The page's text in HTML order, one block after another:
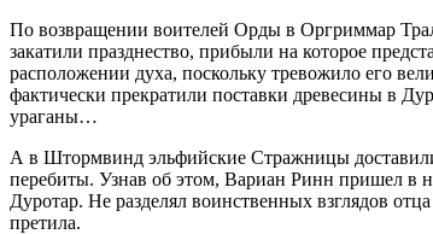
По возвращении воителей Орды в Оргриммар
закатили празднество, прибыли на которое
расположении духа, поскольку тревожило его
фактически прекратили поставки древесины в
ураганы…
А в Штормвинд эльфийские Стражницы
перебиты. Узнав об этом, Вариан Ринн пришел в
Дуротар. Не разделял воинственных взглядов
претила.